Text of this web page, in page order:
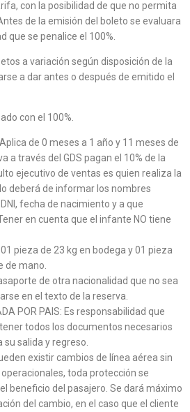
con la posibilidad de que no permita
de la emisión del boleto se evaluara
que se penalice el 100%.
a variación según disposición de la
a dar antes o después de emitido el
con el 100%.
Aplica de 0 meses a 1 año y 11 meses de
a través del GDS pagan el 10% de la
ejecutivo de ventas es quien realiza la
deberá de informar los nombres
fecha de nacimiento y a que
en cuenta que el infante NO tiene
01 pieza de 23 kg en bodega y 01 pieza
de mano.
de otra nacionalidad que no sea
en el texto de la reserva.
POR PAIS: Es responsabilidad que
todos los documentos necesarios
su salida y regreso.
existir cambios de línea aérea sin
toda protección se
beneficio del pasajero. Se dará máximo
del cambio, en el caso que el cliente